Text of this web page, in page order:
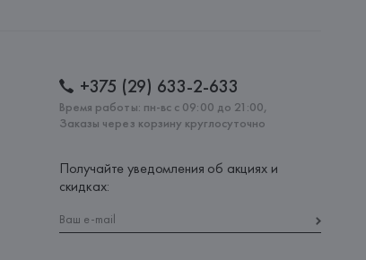
+375 (29) 633-2-633
Время работы: пн-вс с 09:00 до 21:00,
Заказы через корзину круглосуточно
Получайте уведомления об акциях и
скидках: